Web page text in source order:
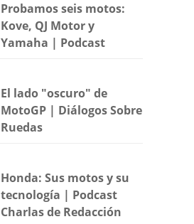
Probamos seis motos:
Kove, QJ Motor y
Yamaha | Podcast
El lado "oscuro" de
MotoGP | Diálogos Sobre
Ruedas
Honda: Sus motos y su
tecnología | Podcast
Charlas de Redacción